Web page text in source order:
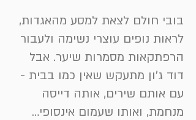
בובי חולם לצאת למסע מהאגדות,
לראות נופים עוצרי נשימה ולעבור
הרפתקאות מסמרות שיער. אבל
דוד ג'ון מתעקש שאין כמו בבית -
עם אותם שירים, אותה דייסה
מנחמת, ואותו שעמום אינסופי…